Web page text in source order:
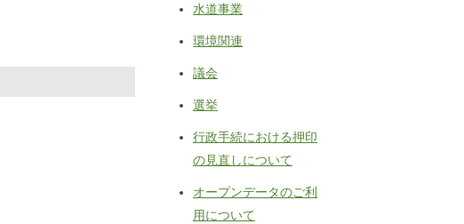
水道事業
環境関連
議会
選挙
行政手続における押印
の見直しについて
オープンデータのご利
用について